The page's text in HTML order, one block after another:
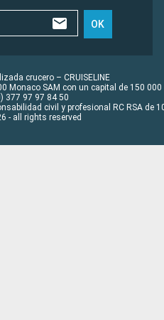
OK
crucero – CRUISELINE
Monaco SAM con un capital de 150 000
377 97 97 84 50
civil y profesional RC RSA de
- all rights reserved